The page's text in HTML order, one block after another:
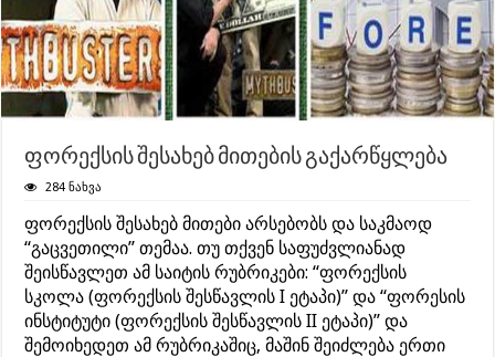
ფორექსის შესახებ მითების გაქარწყლება
284 ნახვა
ფორექსის შესახებ მითები არსებობს და საკმაოდ
“გაცვეთილი” თემაა. თუ თქვენ საფუძვლიანად
შეისწავლეთ ამ საიტის რუბრიკები: “ფორექსის
სკოლა (ფორექსის შესწავლის I ეტაპი)” და “ფორესის
ინსტიტუტი (ფორექსის შესწავლის II ეტაპი)” და
შემოიხედეთ ამ რუბრიკაშიც, მაშინ შეიძლება ერთი